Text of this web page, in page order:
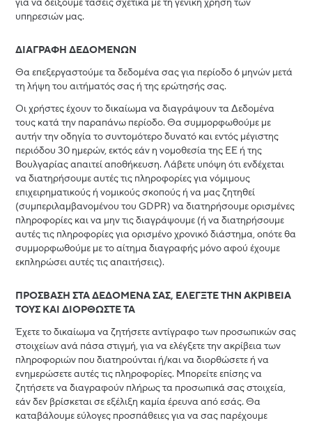
για να δείξουμε τάσεις σχετικά με τη γενική χρήση των
υπηρεσιών μας.
ΔΙΑΓΡΑΦΗ ΔΕΔΟΜΕΝΩΝ
Θα επεξεργαστούμε τα δεδομένα σας για περίοδο 6 μηνών μετά
τη λήψη του αιτήματός σας ή της ερώτησής σας.
Οι χρήστες έχουν το δικαίωμα να διαγράψουν τα Δεδομένα
τους κατά την παραπάνω περίοδο. Θα συμμορφωθούμε με
αυτήν την οδηγία το συντομότερο δυνατό και εντός μέγιστης
περιόδου 30 ημερών, εκτός εάν η νομοθεσία της ΕΕ ή της
Βουλγαρίας απαιτεί αποθήκευση. Λάβετε υπόψη ότι ενδέχεται
να διατηρήσουμε αυτές τις πληροφορίες για νόμιμους
επιχειρηματικούς ή νομικούς σκοπούς ή να μας ζητηθεί
(συμπεριλαμβανομένου του GDPR) να διατηρήσουμε ορισμένες
πληροφορίες και να μην τις διαγράψουμε (ή να διατηρήσουμε
αυτές τις πληροφορίες για ορισμένο χρονικό διάστημα, οπότε θα
συμμορφωθούμε με το αίτημα διαγραφής μόνο αφού έχουμε
εκπληρώσει αυτές τις απαιτήσεις).
ΠΡΟΣΒΑΣΗ ΣΤΑ ΔΕΔΟΜΕΝΑ ΣΑΣ, ΕΛΕΓΞΤΕ ΤΗΝ ΑΚΡΙΒΕΙΑ
ΤΟΥΣ ΚΑΙ ΔΙΟΡΘΩΣΤΕ ΤΑ
Έχετε το δικαίωμα να ζητήσετε αντίγραφο των προσωπικών σας
στοιχείων ανά πάσα στιγμή, για να ελέγξετε την ακρίβεια των
πληροφοριών που διατηρούνται ή/και να διορθώσετε ή να
ενημερώσετε αυτές τις πληροφορίες. Μπορείτε επίσης να
ζητήσετε να διαγραφούν πλήρως τα προσωπικά σας στοιχεία,
εάν δεν βρίσκεται σε εξέλιξη καμία έρευνα από εσάς. Θα
καταβάλουμε εύλογες προσπάθειες για να σας παρέχουμε